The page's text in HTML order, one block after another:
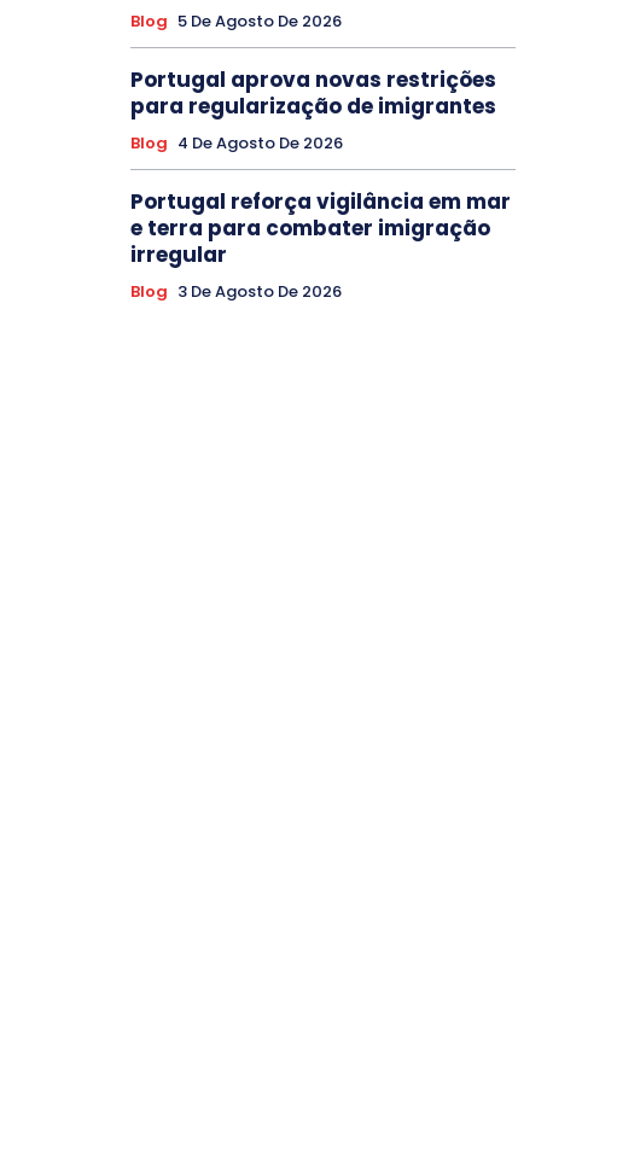
Blog 5 De Agosto De 2026
Portugal aprova novas restrições
para regularização de imigrantes
Blog 4 De Agosto De 2026
Portugal reforça vigilância em mar
e terra para combater imigração
irregular
Blog 3 De Agosto De 2026